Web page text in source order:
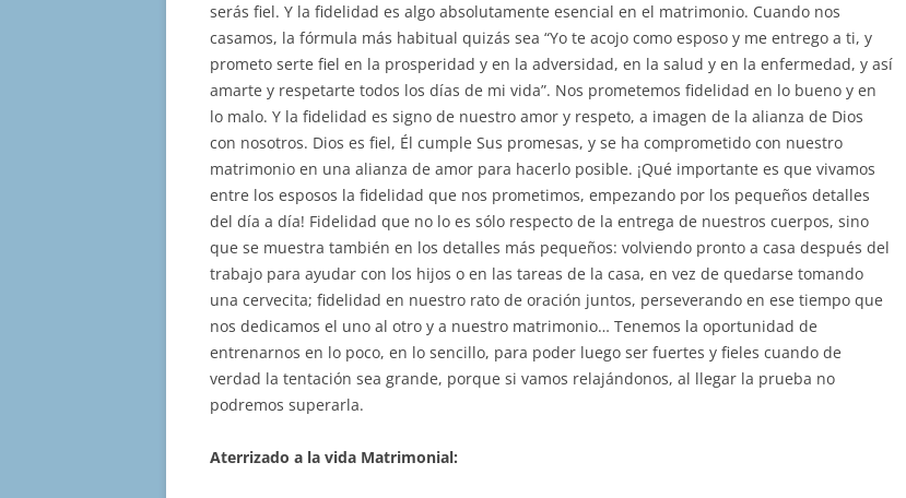
serás fiel. Y la fidelidad es algo absolutamente esencial en el matrimonio. Cuando nos
casamos, la fórmula más habitual quizás sea “Yo te acojo como esposo y me entrego a ti, y
prometo serte fiel en la prosperidad y en la adversidad, en la salud y en la enfermedad, y así
amarte y respetarte todos los días de mi vida”. Nos prometemos fidelidad en lo bueno y en
lo malo. Y la fidelidad es signo de nuestro amor y respeto, a imagen de la alianza de Dios
con nosotros. Dios es fiel, Él cumple Sus promesas, y se ha comprometido con nuestro
matrimonio en una alianza de amor para hacerlo posible. ¡Qué importante es que vivamos
entre los esposos la fidelidad que nos prometimos, empezando por los pequeños detalles
del día a día! Fidelidad que no lo es sólo respecto de la entrega de nuestros cuerpos, sino
que se muestra también en los detalles más pequeños: volviendo pronto a casa después del
trabajo para ayudar con los hijos o en las tareas de la casa, en vez de quedarse tomando
una cervecita; fidelidad en nuestro rato de oración juntos, perseverando en ese tiempo que
nos dedicamos el uno al otro y a nuestro matrimonio… Tenemos la oportunidad de
entrenarnos en lo poco, en lo sencillo, para poder luego ser fuertes y fieles cuando de
verdad la tentación sea grande, porque si vamos relajándonos, al llegar la prueba no
podremos superarla.
Aterrizado a la vida Matrimonial: